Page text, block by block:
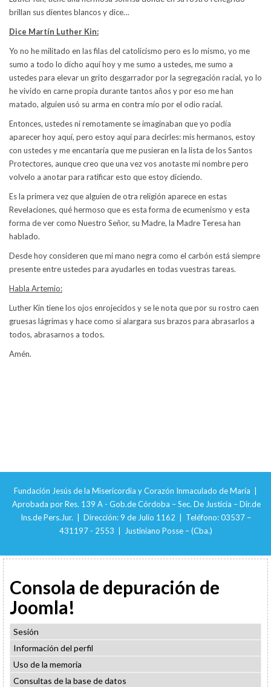
brillan sus dientes blancos y dice…
Dice Martín Luther Kin:
Yo no he militado en las filas del catolicismo pero es lo mismo, yo me
sumo a todo lo dicho aquí hoy y me sumo a ustedes, me sumo a
ustedes para elevar un grito desgarrador por la segregación racial, yo lo
he vivido en carne propia durante tantos años y por eso me han
matado, alguien usó su arma en contra mío por el odio racial.
Entonces, ustedes ni remotamente se imaginaban que yo podía
aparecer hoy aquí, pero estoy aquí para decirles: mis hermanos, estoy
con ustedes y me encantaría que me pusieran en la lista de los Santos
Protectores, aunque creo que una vez vos anotaste mi nombre pero
volvelo a anotar para ratificar esto que estoy diciendo.
Es la primera vez que alguien de otra religión aparece en estas
Revelaciones, qué hermoso que es esta forma de ecumenismo y esta
forma de ver como Nuestro Señor, su Madre, la Madre Teresa han
hablado.
Desde hoy consideren que mi mano negra como el carbón está siempre
presente entre ustedes para ayudarles en todas vuestras tareas.
Habla Artemio:
Luther Kin tiene los ojos enrojecidos y se le nota que por su rostro caen
gruesas lágrimas y hace como si alargara sus brazos para abrasarlos a
todos, abrasarnos a todos.
Amén.
Fundación Jesús de la Misericordia y Corazón Inmaculado de María |
Aprobada por Res. 139 A - Gob.de Córdoba – Sec. De Justicia – Dir.de
Ins.de Pers.Jur. | Dirección: 9 de Julio 1162 | Teléfono: 03537 –
431197 - 2553 | Justiniano Posse – (Cba.)
Consola de depuración de
Joomla!
Sesión
Información del perfil
Uso de la memoria
Consultas de la base de datos